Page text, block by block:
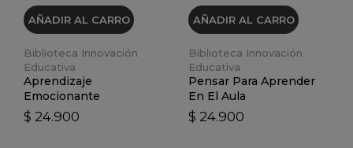
AÑADIR AL CARRO
Biblioteca Innovación
Educativa
Aprendizaje
Emocionante
$ 24.900
AÑADIR AL CARRO
Biblioteca Innovación
Educativa
Pensar Para Aprender
En El Aula
$ 24.900